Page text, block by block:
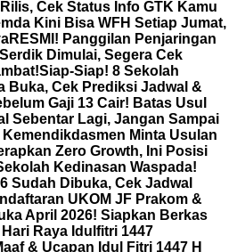
Cek Status Info GTK Kamu
Kini Bisa WFH Setiap Jumat,
RESMI! Panggilan Penjaringan
Dimulai, Segera Cek
Siap-Siap! 8 Sekolah
Buka, Cek Prediksi Jadwal &
Gaji 13 Cair! Batas Usul
Sebentar Lagi, Jangan Sampai
Minta Usulan
Zero Growth, Ini Posisi
Kedinasan Waspada!
Sudah Dibuka, Cek Jadwal
UKOM JF Prakom &
April 2026! Siapkan Berkas
Raya Idulfitri 1447
& Ucapan Idul Fitri 1447 H